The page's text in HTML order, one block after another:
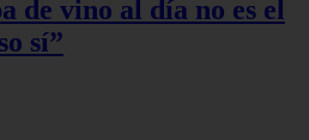
de vino al día no es el
sí”